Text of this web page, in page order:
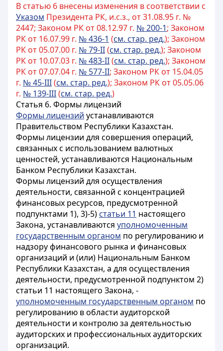
В статью 6 внесены изменения в соответствии с
Указом Президента РК, и.с.з., от 31.08.95 г. №
2447; Законом РК от 08.12.97 г. № 200-1; Законом
РК от 16.07.99 г. № 436-1 (см. стар. ред.); Законом
РК от 05.07.00 г. № 79-II(см. стар. ред.); Законом
РК от 10.07.03 г. № 483-II(см. стар. ред.); Законом
РК от 07.07.04 г. № 577-II; Законом РК от 15.04.05
г. № 45-III(см. стар. ред.); Законом РК от 05.05.06
г. № 139-III(см. стар. ред.)
Статья 6. Формы лицензий
Формы лицензий устанавливаются
Правительством Республики Казахстан.
Формы лицензии для совершения операций,
связанных с использованием валютных
ценностей, устанавливаются Национальным
Банком Республики Казахстан.
Формы лицензий для осуществления
деятельности, связанной с концентрацией
финансовых ресурсов, предусмотренной
подпунктами 1), 3)-5) статьи 11 настоящего
Закона, устанавливаются уполномоченным
государственным органом по регулированию и
надзору финансового рынка и финансовых
организаций и (или) Национальным Банком
Республики Казахстан, а для осуществления
деятельности, предусмотренной подпунктом 2)
статьи 11 настоящего Закона, -
уполномоченным государственным органом по
регулированию в области аудиторской
деятельности и контролю за деятельностью
аудиторских и профессиональных аудиторских
организаций.